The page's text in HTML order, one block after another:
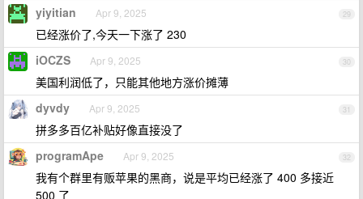
29
yiyitian Apr 9, 2025
已经涨价了,今天一下涨了 230
30
iOCZS Apr 9, 2025
美国利润低了，只能其他地方涨价摊薄
31
dyvdy Apr 9, 2025
拼多多百亿补贴好像直接没了
32
programApe Apr 9, 2025
我有个群里有贩苹果的黑商，说是平均已经涨了 400 多接近
500 了